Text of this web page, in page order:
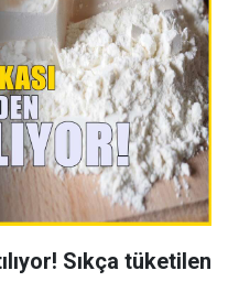
Sıkça tüketilen